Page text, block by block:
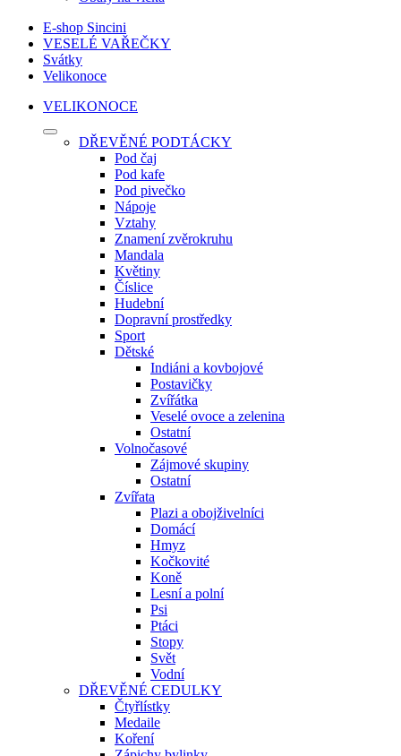
E-shop Sincini
VESELÉ VAŘEČKY
Svátky
Velikonoce
VELIKONOCE
DŘEVĚNÉ PODTÁCKY
Pod čaj
Pod kafe
Pod pivečko
Nápoje
Vztahy
Znamení zvěrokruhu
Mandala
Květiny
Číslice
Hudební
Dopravní prostředky
Sport
Dětské
Indiáni a kovbojové
Postavičky
Zvířátka
Veselé ovoce a zelenina
Ostatní
Volnočasové
Zájmové skupiny
Ostatní
Zvířata
Plazi a obojživelníci
Domácí
Hmyz
Kočkovité
Koně
Lesní a polní
Psi
Ptáci
Stopy
Svět
Vodní
DŘEVĚNÉ CEDULKY
Čtyřlístky
Medaile
Koření